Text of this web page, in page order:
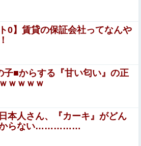
アスペの検査してみた…みんなこれ
[ドラえもんが16人発見されるｗ
冨安健洋、パレス移籍当日にデビ
クも披露で現地サポが気づく..【海
ろ。お前の代わりはいくらでもい
ｗｗｗ
の始まり…倒産件数が過去最多ペ
ﾀﾋ」
ト0】賃貸の保証会社ってなんや
子■からする『甘い匂い』の正
ｗｗｗｗ
日本人さん、『カーキ』がどん
からない……………